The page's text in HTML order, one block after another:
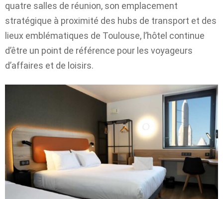
quatre salles de réunion, son emplacement
stratégique à proximité des hubs de transport et des
lieux emblématiques de Toulouse, l’hôtel continue
d’être un point de référence pour les voyageurs
d’affaires et de loisirs.